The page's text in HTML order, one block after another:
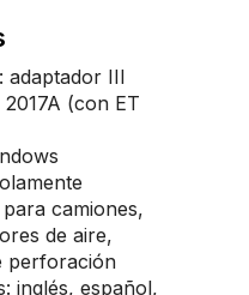
adaptador III
(con ET
camiones,
de aire,
perforación
inglés, español,